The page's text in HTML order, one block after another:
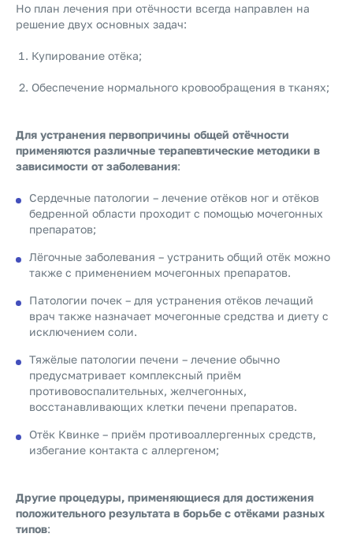
Но план лечения при отёчности всегда направлен на
решение двух основных задач:
Купирование отёка;
Обеспечение нормального кровообращения в тканях;
Для устранения первопричины общей отёчности
применяются различные терапевтические методики в
зависимости от заболевания:
Сердечные патологии – лечение отёков ног и отёков
бедренной области проходит с помощью мочегонных
препаратов;
Лёгочные заболевания – устранить общий отёк можно
также с применением мочегонных препаратов.
Патологии почек – для устранения отёков лечащий
врач также назначает мочегонные средства и диету с
исключением соли.
Тяжёлые патологии печени – лечение обычно
предусматривает комплексный приём
противовоспалительных, желчегонных,
восстанавливающих клетки печени препаратов.
Отёк Квинке – приём противоаллергенных средств,
избегание контакта с аллергеном;
Другие процедуры, применяющиеся для достижения
положительного результата в борьбе с отёками разных
типов: